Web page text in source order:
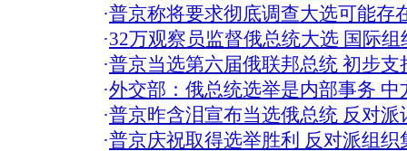
·普京称将要求彻底调查大选可能存
·32万观察员监督俄总统大选 国际
·普京当选第六届俄联邦总统 初步支
·外交部：俄总统选举是内部事务 中
·普京昨含泪宣布当选俄总统 反对派
·普京庆祝取得选举胜利 反对派组织